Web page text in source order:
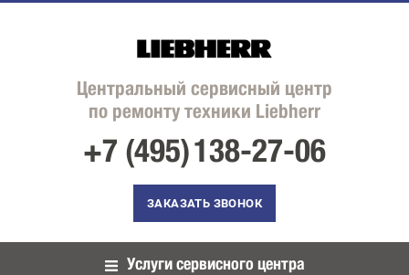
Центральный сервисный центр
по ремонту техники Liebherr
+7 (495)138-27-06
ЗАКАЗАТЬ ЗВОНОК
Услуги сервисного центра